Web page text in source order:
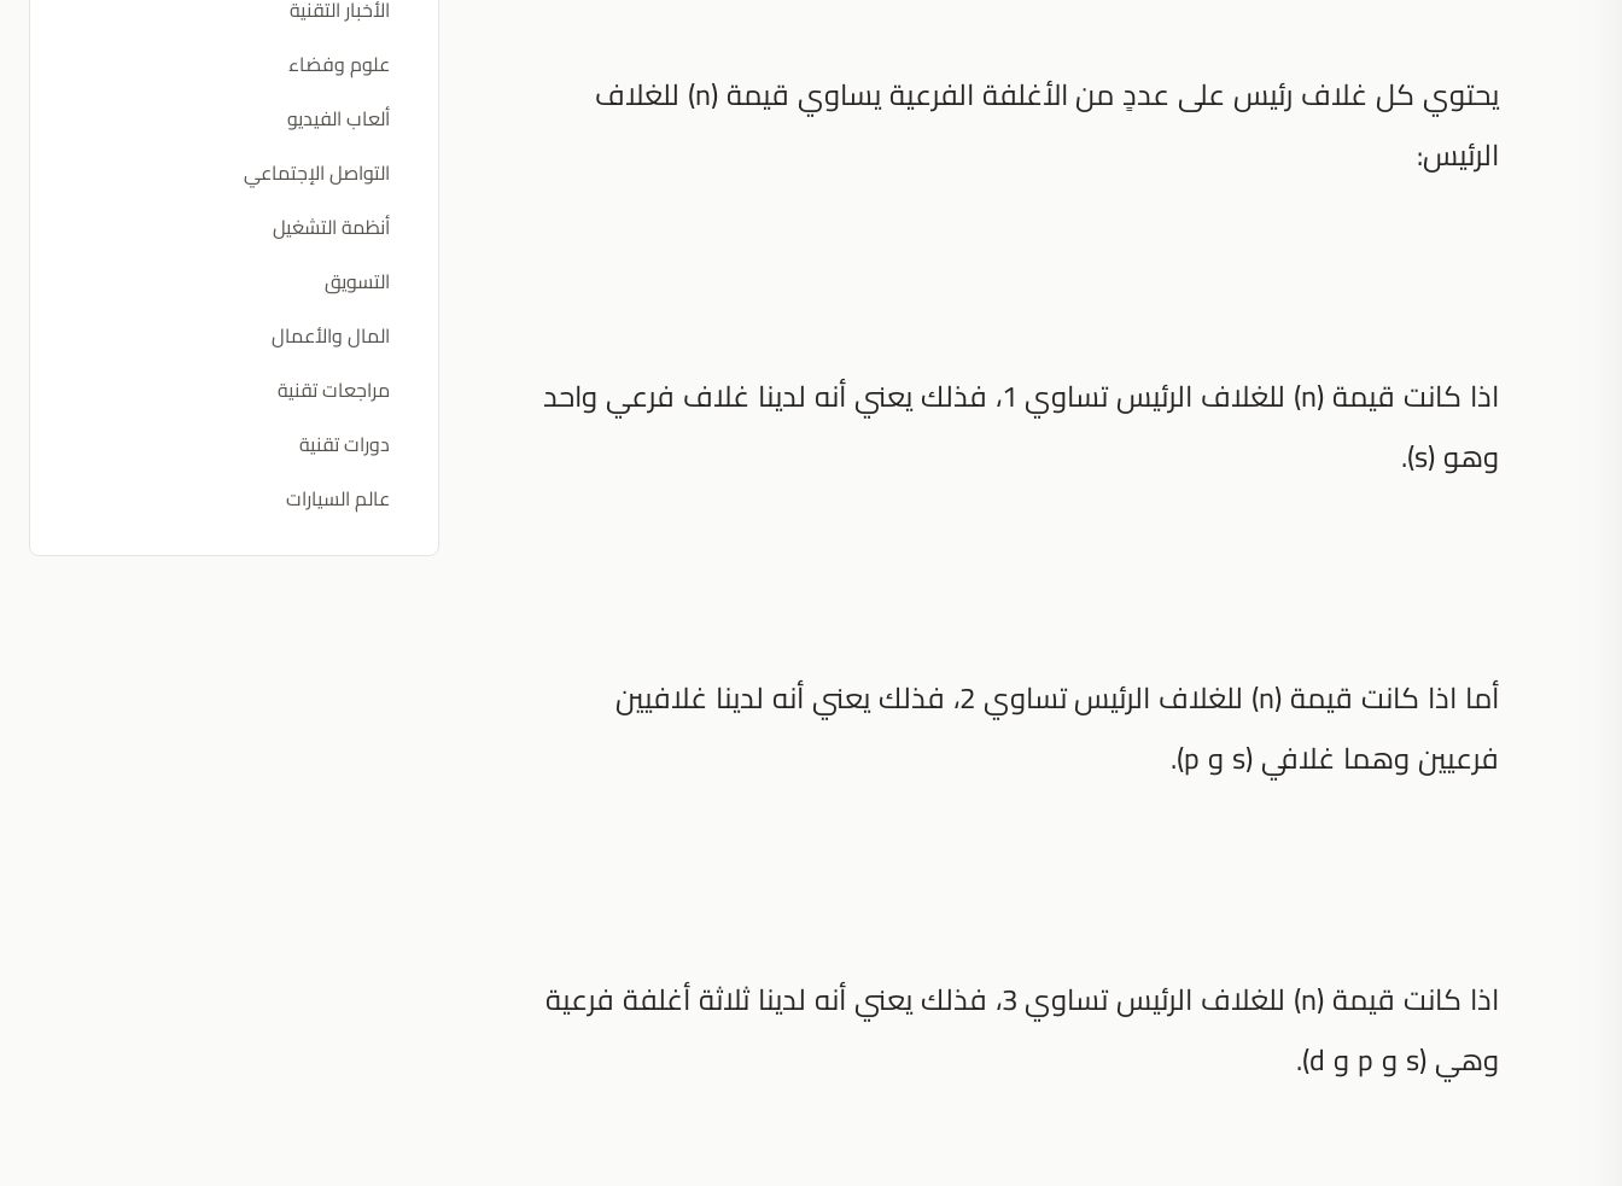
يحتوي كل غلاف رئيس على عددٍ من الأغلفة الفرعية يساوي قيمة (n) للغلاف
الرئيس:
اذا كانت قيمة (n) للغلاف الرئيس تساوي 1، فذلك يعني أنه لدينا غلاف فرعي واحد
وهو (s).
أما اذا كانت قيمة (n) للغلاف الرئيس تساوي 2، فذلك يعني أنه لدينا غلافيين
فرعيين وهما غلافي (s و p).
اذا كانت قيمة (n) للغلاف الرئيس تساوي 3، فذلك يعني أنه لدينا ثلاثة أغلفة فرعية
وهي (s و p و d).
الأخبار التقنية
علوم وفضاء
ألعاب الفيديو
التواصل الإجتماعي
أنظمة التشغيل
التسويق
المال والأعمال
مراجعات تقنية
دورات تقنية
عالم السيارات